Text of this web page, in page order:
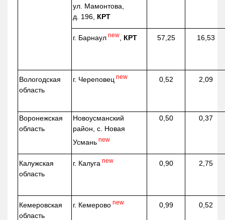
ул. Мамонтова,
д. 196, КРТ
г. Барнаул new КРТ 57,25 16,53
Вологодская
область
г. Череповец new 0,52 2,09
Воронежская
область
Новоусманский
район, с. Новая
Усмань new
0,50 0,37
Калужская
область
г. Калуга new 0,90 2,75
Кемеровская
область
г. Кемерово new 0,99 0,52